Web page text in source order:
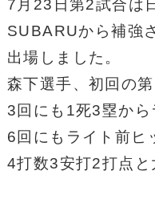
7月23日第2試合は
SUBARUから補強
出場しました。
森下選手、初回の
3回にも1死3塁から
6回にもライト前ヒ
4打数3安打2打点と